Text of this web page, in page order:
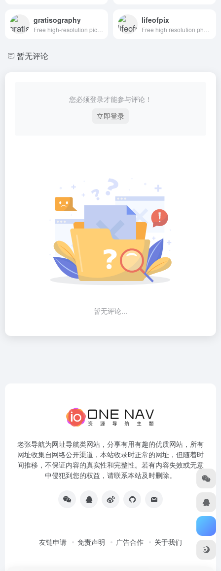
gratisography lifeofpix
暂无评论
您必须登录才能参与评论！
立即登录
暂无评论...
老张导航为网址导航类网站，分享有用有趣的优质网站，所有
网址收集自网络公开渠道，本站收录时正常的网址，但随着时
间推移，不保证内容的真实性和完整性。若有内容失效或无意
中侵犯到您的权益，请联系本站及时删除。
友链申请 免责声明 广告合作 关于我们